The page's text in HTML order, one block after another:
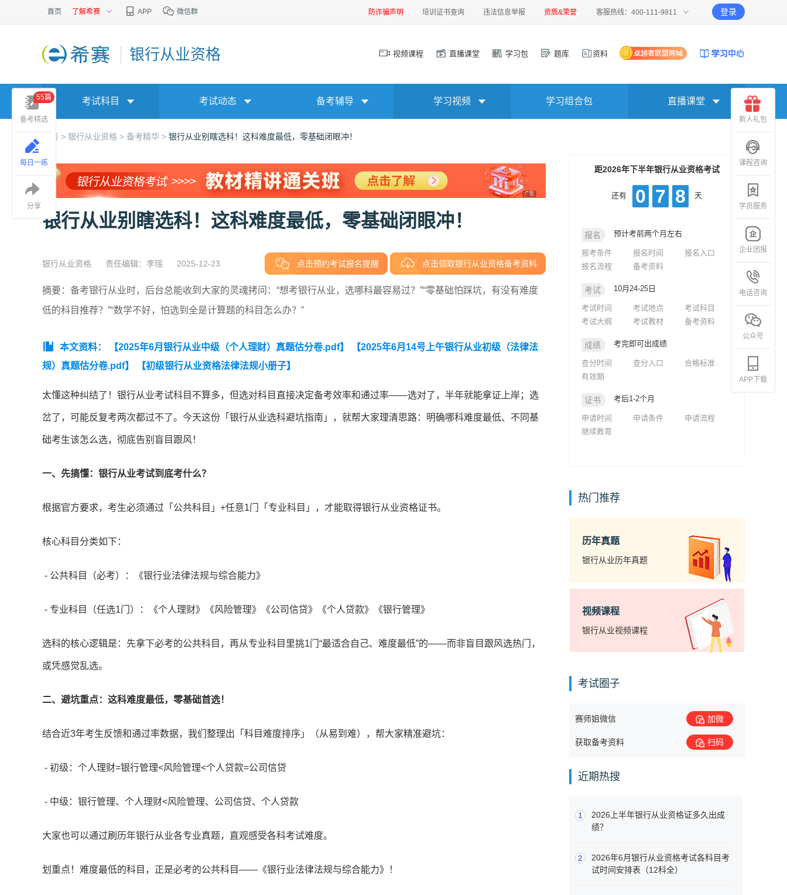
首页 了解希赛 APP 微信群 防诈骗声明 培训证书查询 违法信息举报 资质&荣誉 客服热线：400-111-9811 登录
银行从业资格 视频课程 直播课堂 学习包 题库 资料
考试科目 考试动态 备考辅导 学习视频 学习组合包 直播课堂
首页 > 银行从业资格 > 备考精华 > 银行从业别瞎选科！这科难度最低，零基础闭眼冲！
广告
银行从业别瞎选科！这科难度最低，零基础闭眼冲！
银行从业资格 责任编辑：李瑶 2025-12-23 点击预约考试报名提醒 点击领取银行从业资格备考资料
摘要：​备考银行从业时，后台总能收到大家的灵魂拷问：“想考银行从业，选哪科最容易过？”“零基础怕踩坑，有没有难度
低的科目推荐？”“数学不好，怕选到全是计算题的科目怎么办？”
本文资料： 【2025年6月银行从业中级（个人理财）真题估分卷.pdf】
【2025年6月14号上午银行从业初级（法律法
规）真题估分卷.pdf】
【初级银行从业资格法律法规小册子】
太懂这种纠结了！银行从业考试科目不算多，但选对科目直接决定备考效率和通过率——选对了，半年就能拿证上岸；选
岔了，可能反复考两次都过不了。今天这份「银行从业选科避坑指南」，就帮大家理清思路：明确哪科难度最低、不同基
础考生该怎么选，彻底告别盲目跟风！
一、先搞懂：银行从业考试到底考什么？
根据官方要求，考生必须通过「公共科目」+任意1门「专业科目」，才能取得银行从业资格证书。
核心科目分类如下：
- 公共科目（必考）：《银行业法律法规与综合能力》
- 专业科目（任选1门）：《个人理财》《风险管理》《公司信贷》《个人贷款》《银行管理》
选科的核心逻辑是：先拿下必考的公共科目，再从专业科目里挑1门“最适合自己、难度最低”的——而非盲目跟风选热门，
或凭感觉乱选。
二、避坑重点：这科难度最低，零基础首选！
结合近3年考生反馈和通过率数据，我们整理出「科目难度排序」（从易到难），帮大家精准避坑：
- 初级：个人理财=银行管理<风险管理<个人贷款=公司信贷
- 中级：银行管理、个人理财<风险管理、公司信贷、个人贷款
大家也可以通过刷历年银行从业各专业真题，直观感受各科考试难度。
划重点！难度最低的科目，正是必考的公共科目——《银行业法律法规与综合能力》！
距2026年下半年银行从业资格考试
还有 0 7 8 天
报名 预计考前两个月左右
报考条件 报名时间
报名入口
报名流程
备考资料
考试 10月24-25日
考试时间 考试地点
考试科目
考试大纲
考试教材 备考资料
成绩 考完即可出成绩
查分时间 查分入口
合格标准
有效期
证书 考后1-2个月
申请时间 申请条件
申请流程
继续教育
热门推荐
历年真题
银行从业历年真题
视频课程
银行从业视频课程
考试圈子
赛师姐微信 加微
获取备考资料 扫码
近期热搜
1
2026上半年银行从业资格证多久出成
绩？
2
2026年6月银行从业资格考试各科目考
试时间安排表（12科全）
备考精选
55篇
每日一练
分享
新人礼包
课程咨询
学员服务
企业团报
电话咨询
公众号
APP下载